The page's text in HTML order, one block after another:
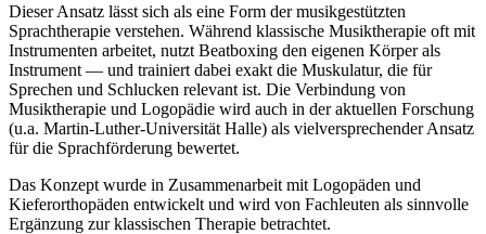
Dieser Ansatz lässt sich als eine Form der musikgestützten
Sprachtherapie verstehen. Während klassische Musiktherapie oft mit
Instrumenten arbeitet, nutzt Beatboxing den eigenen Körper als
Instrument — und trainiert dabei exakt die Muskulatur, die für
Sprechen und Schlucken relevant ist. Die Verbindung von
Musiktherapie und Logopädie wird auch in der aktuellen Forschung
(u.a. Martin-Luther-Universität Halle) als vielversprechender Ansatz
für die Sprachförderung bewertet.
Das Konzept wurde in Zusammenarbeit mit Logopäden und
Kieferorthopäden entwickelt und wird von Fachleuten als sinnvolle
Ergänzung zur klassischen Therapie betrachtet.